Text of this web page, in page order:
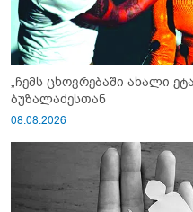
„ჩემს ცხოვრებაში ახალი
ბუზალაძესთან
08.08.2026